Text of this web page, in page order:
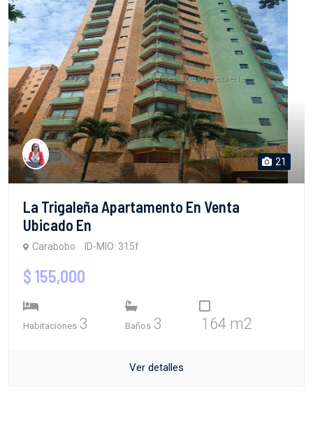
21
La Trigaleña Apartamento En Venta
Ubicado En
Carabobo ID-MIO: 315f
$ 155,000
Habitaciones 3 Baños 3 164 m2
Ver detalles